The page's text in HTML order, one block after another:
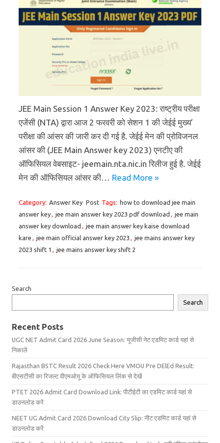
JEE Main Session 1 Answer Key 2023: राष्ट्रीय परीक्षा
एजेंसी (NTA) द्वारा आज 2 फरवरी को सेशन 1 की जेईई मुख्य’
परीक्षा की आंसर की जारी कर दी गई है. जेईई मेन की प्रोविजनल
आंसर की (JEE Main Answer key 2023) एनटीए की
ऑफिसियल वेबसाइट- jeemain.nta.nic.in रिलीज हुई है. जेईई
मेन की ऑफिसियल आंसर की… Read More »
Category: Answer Key Post Tags: how to download jee main
answer key, jee main answer key 2023 pdf download , jee main
answer key download , jee main answer key kaise download
kare , jee main official answer key 2023 , jee mains answer key
2023 shift 1 , jee mains answer key shift 2
Search
Search
Recent Posts
UGC NET Admit Card 2026 June Season: यूजीसी नेट एडमिट कार्ड यहां से
निकालें
Rajasthan BSTC Result 2026 Check Here VMOU Pre DElEd Result:
बीएसटीसी का रिजल्ट वीएमओयू के ऑफिसियल लिंक से देखें
PTET 2026 Admit Card Download Link: पीटीईटी का एडमिट कार्ड यहां से
डाउनलोड करें
NEET UG Admit Card 2026 Download City Slip: नीट एडमिट कार्ड यहां से
डाउनलोड करें